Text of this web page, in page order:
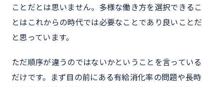
ことだとは思いません。多様な働き方を選択できるこ
とはこれからの時代では必要なことであり良いことだ
と思っています。
ただ順序が違うのではないかということを言っている
だけです。まず目の前にある有給消化率の問題や長時